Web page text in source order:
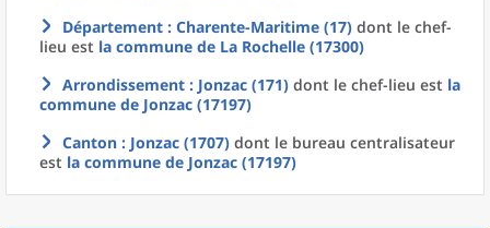
Département : Charente-Maritime (17) dont le chef-
lieu est la commune de La Rochelle (17300)
Arrondissement : Jonzac (171) dont le chef-lieu est la
commune de Jonzac (17197)
Canton : Jonzac (1707) dont le bureau centralisateur
est la commune de Jonzac (17197)